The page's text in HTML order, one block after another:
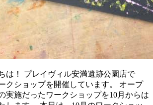
は！ プレイヴィル安満遺跡公園店で
クショップを開催しています。 オープ
実施だったワークショップを10月からは